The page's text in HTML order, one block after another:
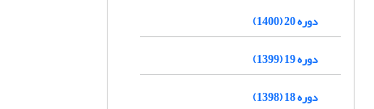
دوره 20 (1400)
دوره 19 (1399)
دوره 18 (1398)